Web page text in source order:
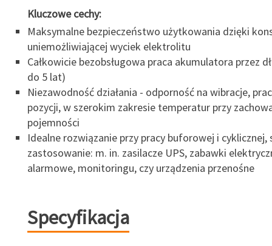
Kluczowe cechy:
Maksymalne bezpieczeństwo użytkowania dzięki
uniemożliwiającej wyciek elektrolitu
Całkowicie bezobsługowa praca akumulatora przez
do 5 lat)
Niezawodność działania - odporność na wibracje,
pozycji, w szerokim zakresie temperatur przy
pojemności
Idealne rozwiązanie przy pracy buforowej i cyklicznej,
zastosowanie: m. in. zasilacze UPS, zabawki
alarmowe, monitoringu, czy urządzenia przenośne
Specyfikacja